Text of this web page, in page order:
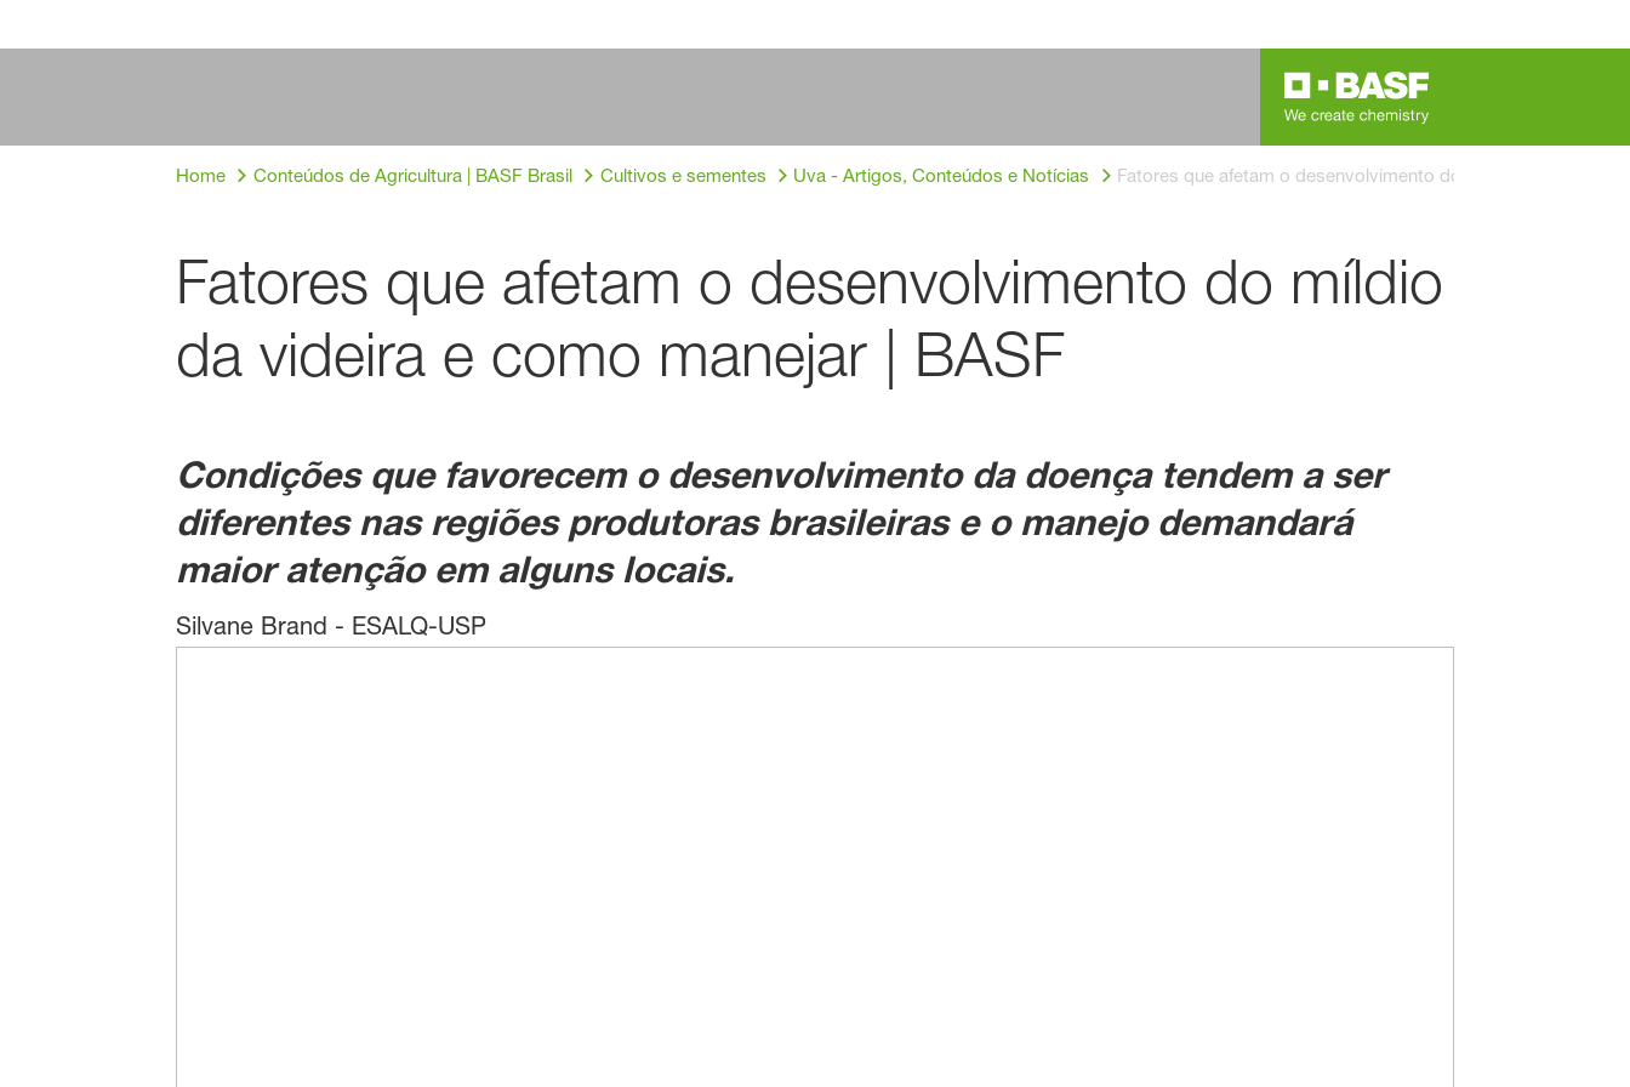
Home Conteúdos de Agricultura | BASF Brasil Cultivos e sementes Uva - Artigos, Conteúdos e Notícias Fatores que afetam o desenvolvimento do míldio da videira e
Fatores que afetam o desenvolvimento do míldio
da videira e como manejar | BASF
Condições que favorecem o desenvolvimento da doença tendem a ser
diferentes nas regiões produtoras brasileiras e o manejo demandará
maior atenção em alguns locais.
Silvane Brand - ESALQ-USP